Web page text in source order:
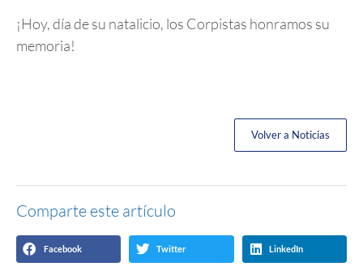
¡Hoy, día de su natalicio, los Corpistas honramos su
memoria!
Volver a Noticias
Comparte este artículo
Facebook Twitter LinkedIn